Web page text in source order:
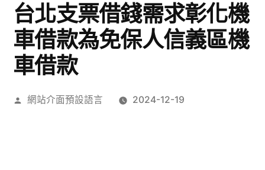
台北支票借錢需求彰化機
車借款為免保人信義區機
車借款
作
網站介面預設語言 2024-12-19